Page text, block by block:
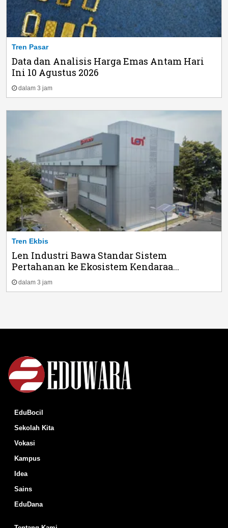
Tren Pasar
Data dan Analisis Harga Emas Antam Hari
Ini 10 Agustus 2026
dalam 3 jam
Tren Ekbis
Len Industri Bawa Standar Sistem
Pertahanan ke Ekosistem Kendaraa...
dalam 3 jam
EduBocil
Sekolah Kita
Vokasi
Kampus
Idea
Sains
EduDana